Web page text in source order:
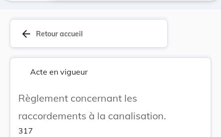
arrow_back Retour accueil
Acte en vigueur
Règlement concernant les
raccordements à la canalisation.
317